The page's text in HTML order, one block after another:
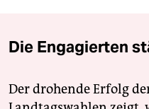
Die Engagierten
Der drohende Erfolg